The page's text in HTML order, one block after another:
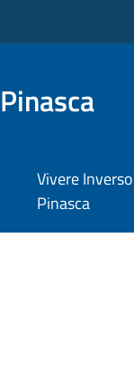
Vivere Inverso
Pinasca